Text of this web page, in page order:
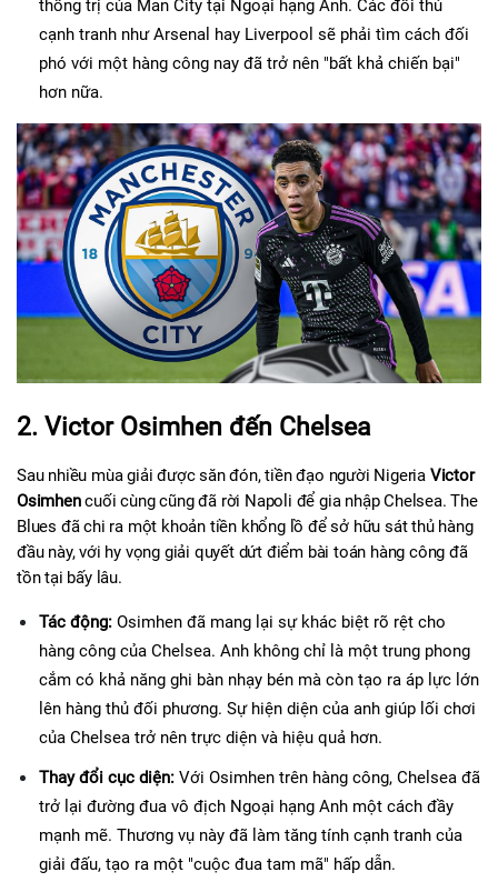
thống trị của Man City tại Ngoại hạng Anh. Các đối thủ
cạnh tranh như Arsenal hay Liverpool sẽ phải tìm cách đối
phó với một hàng công nay đã trở nên "bất khả chiến bại"
hơn nữa.
2. Victor Osimhen đến Chelsea
Sau nhiều mùa giải được săn đón, tiền đạo người Nigeria Victor
Osimhen cuối cùng cũng đã rời Napoli để gia nhập Chelsea. The
Blues đã chi ra một khoản tiền khổng lồ để sở hữu sát thủ hàng
đầu này, với hy vọng giải quyết dứt điểm bài toán hàng công đã
tồn tại bấy lâu.
Tác động: Osimhen đã mang lại sự khác biệt rõ rệt cho
hàng công của Chelsea. Anh không chỉ là một trung phong
cắm có khả năng ghi bàn nhạy bén mà còn tạo ra áp lực lớn
lên hàng thủ đối phương. Sự hiện diện của anh giúp lối chơi
của Chelsea trở nên trực diện và hiệu quả hơn.
Thay đổi cục diện: Với Osimhen trên hàng công, Chelsea đã
trở lại đường đua vô địch Ngoại hạng Anh một cách đầy
mạnh mẽ. Thương vụ này đã làm tăng tính cạnh tranh của
giải đấu, tạo ra một "cuộc đua tam mã" hấp dẫn.